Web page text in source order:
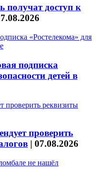
получат доступ к
подписка
детей в
проверить
| 07.08.2026